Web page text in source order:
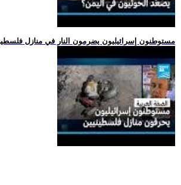
.. مستوطنون إسرائيليون يضرمون النار في منازل